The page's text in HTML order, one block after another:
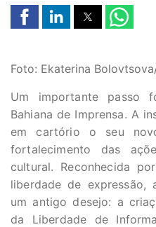
Foto: Ekaterina
Um importante passo
Bahiana de Imprensa. A
em cartório o seu
fortalecimento das
cultural. Reconhecida
liberdade de expressão,
um antigo desejo: a
da Liberdade de